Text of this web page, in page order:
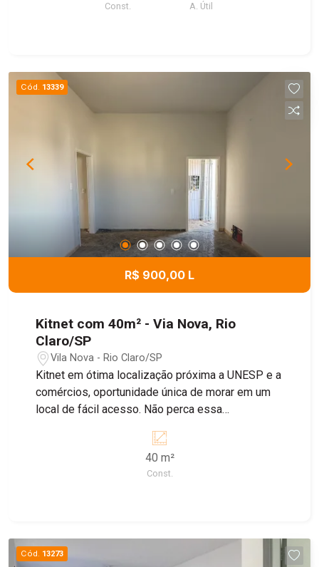
Const. A. Útil
Cód. 13339
R$ 900,00 L
Kitnet com 40m² - Via Nova, Rio
Claro/SP
Vila Nova - Rio Claro/SP
Kitnet em ótima localização próxima a UNESP e a
comércios, oportunidade única de morar em um
local de fácil acesso. Não perca essa
40 m²
Const.
Cód. 13273